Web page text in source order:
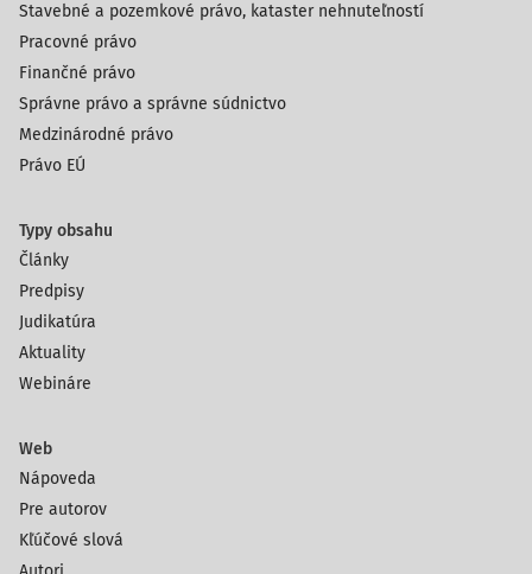
Stavebné a pozemkové právo, kataster nehnuteľností
Pracovné právo
Finančné právo
Správne právo a správne súdnictvo
Medzinárodné právo
Právo EÚ
Typy obsahu
Články
Predpisy
Judikatúra
Aktuality
Webináre
Web
Nápoveda
Pre autorov
Kľúčové slová